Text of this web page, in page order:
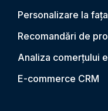
Personalizare la
Recomandări de
Analiza comerțului
E-commerce CRM